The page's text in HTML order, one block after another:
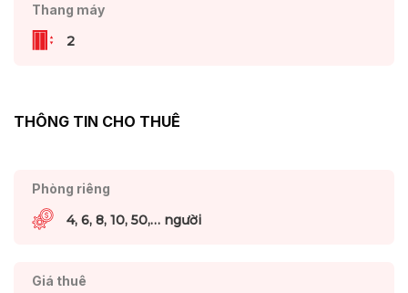
Thang máy
2
THÔNG TIN CHO THUÊ
Phòng riêng
4, 6, 8, 10, 50,… người
Giá thuê